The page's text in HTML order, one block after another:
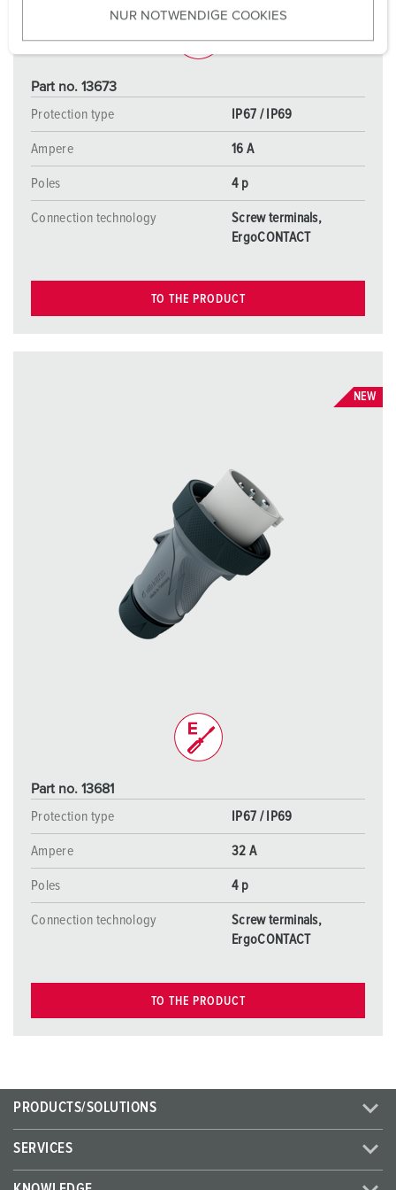
w
NUR NOTWENDIGE COOKIES
Part no. 13673
Protection type
IP67 / IP69
Ampere 16 A
Poles 4 p
Connection technology
Screw terminals,
ErgoCONTACT
TO THE PRODUCT
NEW
Part no. 13681
Protection type
IP67 / IP69
Ampere 32 A
Poles 4 p
Connection technology
Screw terminals,
ErgoCONTACT
TO THE PRODUCT
PRODUCTS/SOLUTIONS
SERVICES